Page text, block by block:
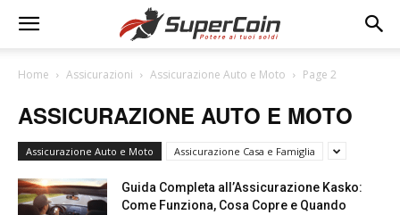
Home Assicurazioni Assicurazione Auto e Moto Page 2
ASSICURAZIONE AUTO E MOTO
Assicurazione Auto e Moto Assicurazione Casa e Famiglia
Guida Completa all’Assicurazione Kasko:
Come Funziona, Cosa Copre e Quando